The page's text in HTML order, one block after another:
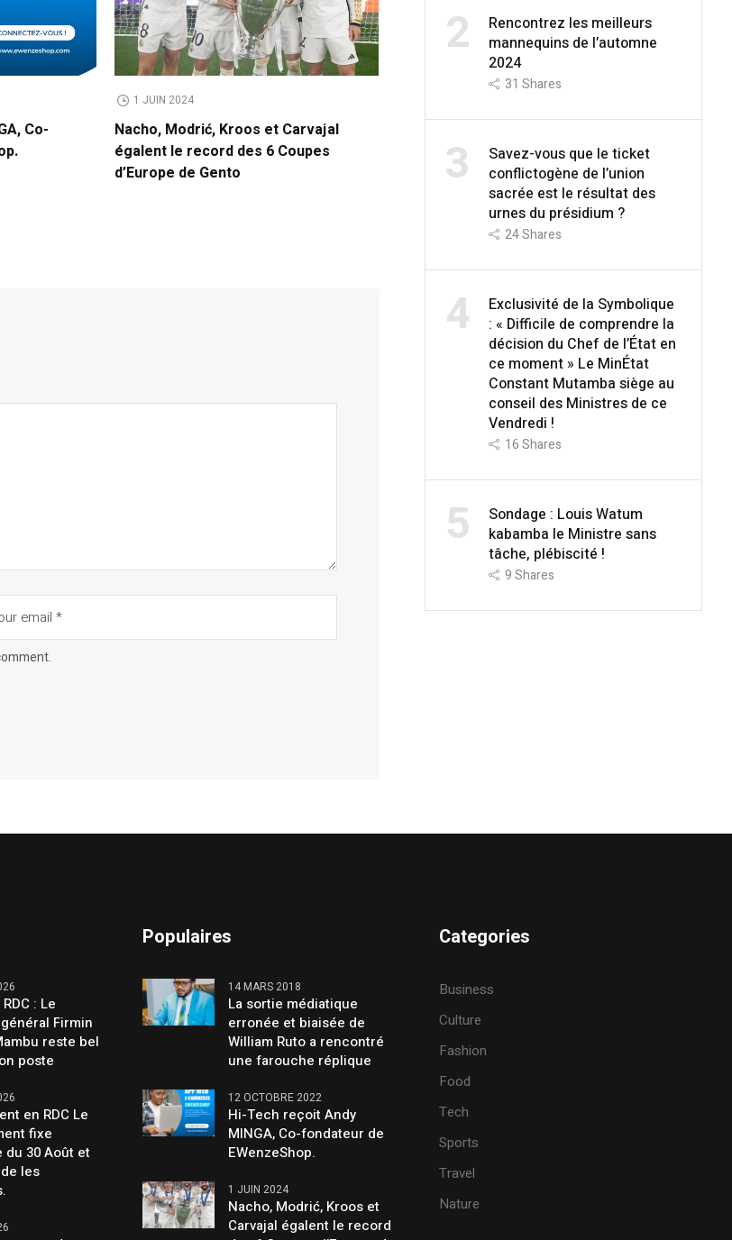
Co-
1 JUIN 2024
Nacho, Modrić, Kroos et Carvajal
égalent le record des 6 Coupes
d’Europe de Gento
2
Rencontrez les meilleurs
mannequins de l’automne
2024
31 Shares
3
Savez-vous que le ticket
conflictogène de l’union
sacrée est le résultat des
urnes du présidium ?
24Shares
4
Exclusivité de la Symbolique
: « Difficile de comprendre la
décision du Chef de l’État en
ce moment » Le MinÉtat
Constant Mutamba siège au
conseil des Ministres de ce
Vendredi !
16Shares
5
Sondage : Louis Watum
kabamba le Ministre sans
tâche, plébiscité !
9Shares
: Le
Firmin
reste bel
poste
en RDC Le
fixe
du 30 Août et
les
Populaires
14 MARS 2018
La sortie médiatique
erronée et biaisée de
William Ruto a rencontré
une farouche réplique
12 OCTOBRE 2022
Hi-Tech reçoit Andy
MINGA, Co-fondateur de
EWenzeShop.
1 JUIN 2024
Nacho, Modrić, Kroos et
Carvajal égalent le record
Categories
Business
Culture
Fashion
Food
Tech
Sports
Travel
Nature